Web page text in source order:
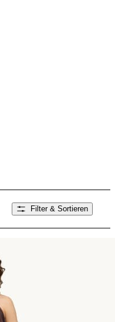
Filter & Sortieren